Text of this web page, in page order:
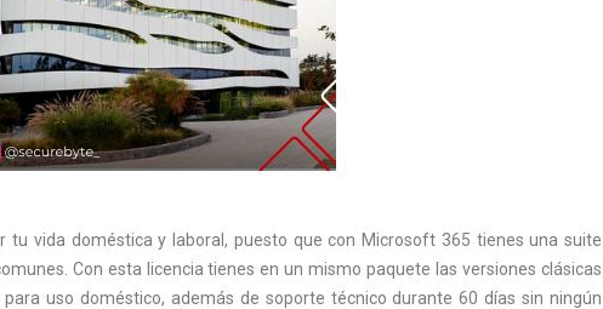
tu vida doméstica y laboral, puesto que con Microsoft 365 tienes una suite
Con esta licencia tienes en un mismo paquete las versiones clásicas
para uso doméstico, además de soporte técnico durante 60 días sin ningún